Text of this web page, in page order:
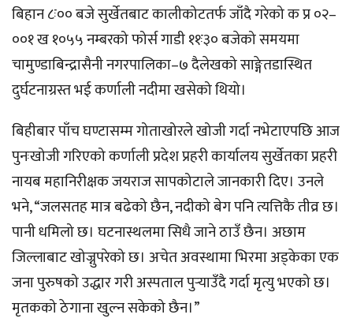
बिहान ८ः०० बजे सुर्खेतबाट कालीकोटतर्फ जाँदै गरेको क प्र ०२–
००१ ख १०५५ नम्बरको फोर्स गाडी ११ः३० बजेको समयमा
चामुण्डाबिन्द्रासैनी नगरपालिका–७ दैलेखको साङ्गेतडास्थित
दुर्घटनाग्रस्त भई कर्णाली नदीमा खसेको थियो।
बिहीबार पाँच घण्टासम्म गोताखोरले खोजी गर्दा नभेटाएपछि आज
पुनःखोजी गरिएको कर्णाली प्रदेश प्रहरी कार्यालय सुर्खेतका प्रहरी
नायब महानिरीक्षक जयराज सापकोटाले जानकारी दिए। उनले
भने, “जलसतह मात्र बढेको छैन, नदीको बेग पनि त्यत्तिकै तीव्र छ।
पानी धमिलो छ। घटनास्थलमा सिधै जाने ठाउँ छैन। अछाम
जिल्लाबाट खोज्नुपरेको छ। अचेत अवस्थामा भिरमा अड्केका एक
जना पुरुषको उद्धार गरी अस्पताल पुर्‍याउँदै गर्दा मृत्यु भएको छ।
मृतकको ठेगाना खुल्न सकेको छैन।”